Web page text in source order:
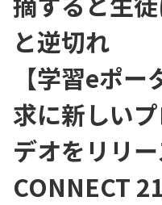
お問い合わせ
と逆切れ
【学習eポ
求に新しい
デオをリリ
CONNECT